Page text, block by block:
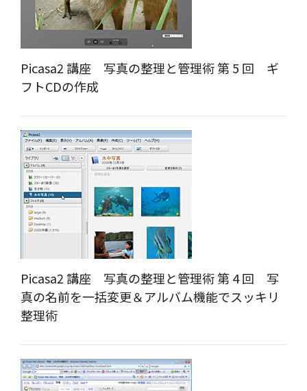
Picasa2 講座 写真の整理と管理術 第 5 回 ギ
フトCDの作成
Picasa2 講座 写真の整理と管理術 第 4 回 写
真の名前を一括変更＆アルバム機能でスッキリ
整理術